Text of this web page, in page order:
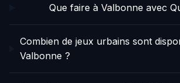
Que faire à Valbonne avec
Combien de jeux urbains sont
Valbonne ?